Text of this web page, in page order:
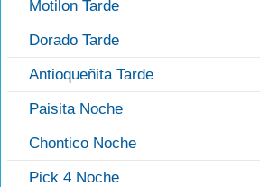
Motilon Tarde
Dorado Tarde
Antioqueñita Tarde
Paisita Noche
Chontico Noche
Pick 4 Noche